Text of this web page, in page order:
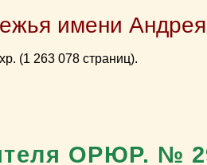
имени
(1 263 078 страниц).
ОРЮР. №